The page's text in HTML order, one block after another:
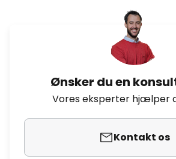
Ønsker du en
Vores eksperter hjælper
Kontakt os